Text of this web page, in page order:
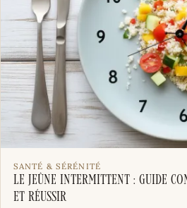
SANTÉ & SÉRÉNITÉ
Le jeûne intermittent : guide
et réussir